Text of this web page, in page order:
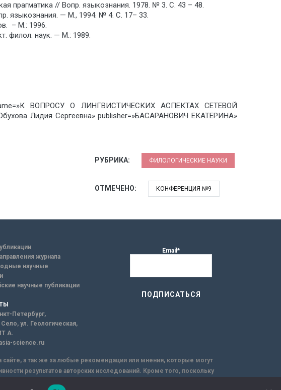
прагматика // Вопр. языкознания. 1978. № 3. С. 43 – 48.
языкознания. — М., 1994. № 4. С. 17– 33.
– М.: 1996.
филол. наук. — М.: 1989.
ВОПРОСУ О ЛИНГВИСТИЧЕСКИХ АСПЕКТАХ СЕТЕВОЙ
Лидия Сергеевна» publisher=»БАСАРАНОВИЧ ЕКАТЕРИНА»
РУБРИКА: ФИЛОЛОГИЧЕСКИЕ НАУКИ
ОТМЕЧЕНО: КОНФЕРЕНЦИЯ №9
журнала
научные
научные публикации
Петербург,
Село, ул. Геологическая,
А.
science.ru
Email*
сайте, а так же за любые рекомендации или мнения, которые могут
результатов авторских исследований. Кроме того, поскольку